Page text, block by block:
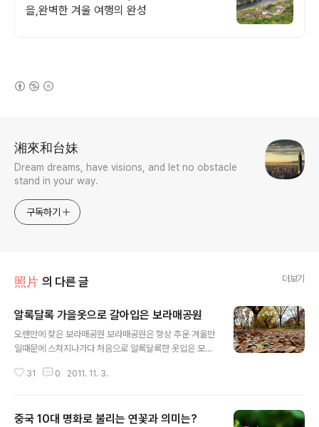
을,완벽한 겨울 여행의 완성
湘來和台妹
Dream dreams, have visions, and let no obstacle
stand in your way.
구독하기
照片 의 다른 글 더보기
알록달록 가을옷으로 갈아입은 보라매공원
오랜만에 찾은 보라매공원 보라매공원은 항상 추운 겨울만
일때문에 스쳐지나가다 처음으로 알록달록한 옷입은 모습
라매공원은 옛날 공군사관학교 자리를 1985년 보수하여
어져있는 공원 벤치에 한적히 신문 읽고 계신 아저씨도 보
31 0 2011. 11. 3.
중국 10대 명화로 불리는 연꽃과 의미는?